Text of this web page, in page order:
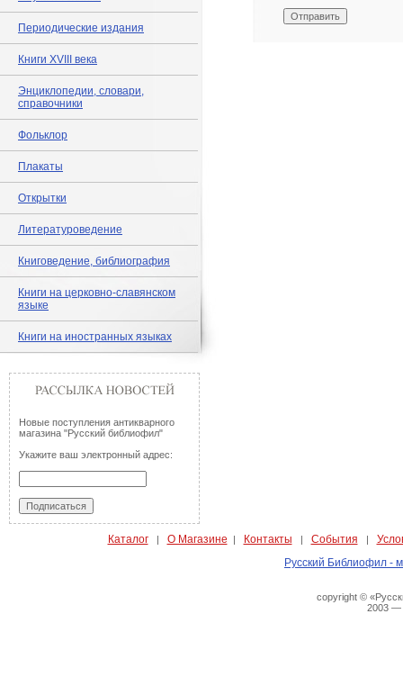
Периодические издания
Книги XVIII века
Энциклопедии, словари,
справочники
Фольклор
Плакаты
Открытки
Литературоведение
Книговедение, библиография
Книги на церковно-славянском
языке
Книги на иностранных языках
Новые поступления антикварного
магазина "Русский библиофил"
Укажите ваш электронный адрес:
Каталог| О Магазине | Контакты | События |
Русский Библиофил -
copyright ©
2003 —